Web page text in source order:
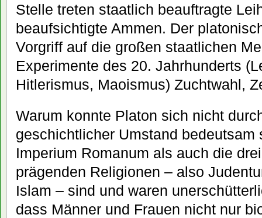
Stelle treten staatlich beauftragte
beaufsichtigte Ammen. Der
Vorgriff auf die großen staatlichen
Experimente des 20. Jahrhunderts
Hitlerismus, Maoismus) Zuchtwahl,
Warum konnte Platon sich nicht
geschichtlicher Umstand bedeutsam
Imperium Romanum als auch die
prägenden Religionen – also
Islam – sind und waren
dass Männer und Frauen nicht nur